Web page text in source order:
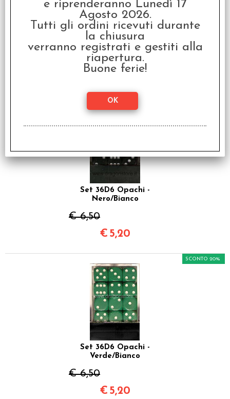
Set 12D6 Opachi -
Blu/Bianco
€ 3,99
Set 36D6 Opachi -
Nero/Bianco
€ 6,50
€ 5,20
Set 36D6 Opachi -
Verde/Bianco
€ 6,50
SCONTO 20%
€ 5,20
e riprenderanno Lunedì 17
Agosto 2026.
Tutti gli ordini ricevuti durante
la chiusura
verranno registrati e gestiti alla
riapertura.
Buone ferie!